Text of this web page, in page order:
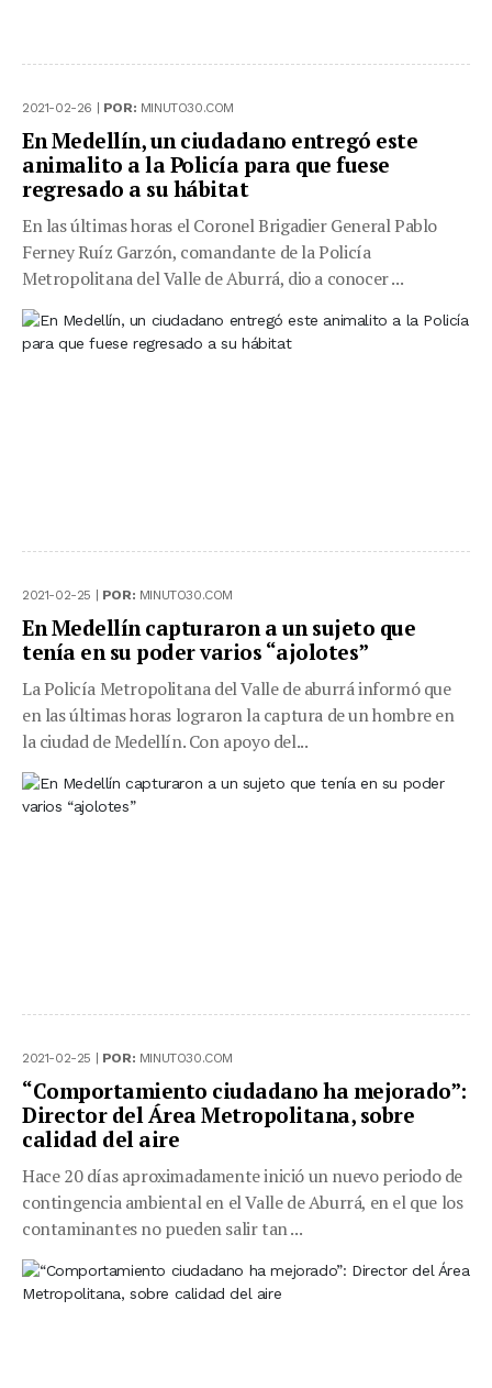
2021-02-26 | POR: MINUTO30.COM
En Medellín, un ciudadano entregó este
animalito a la Policía para que fuese
regresado a su hábitat
En las últimas horas el Coronel Brigadier General Pablo
Ferney Ruíz Garzón, comandante de la Policía
Metropolitana del Valle de Aburrá, dio a conocer ...
2021-02-25 | POR: MINUTO30.COM
En Medellín capturaron a un sujeto que
tenía en su poder varios “ajolotes”
La Policía Metropolitana del Valle de aburrá informó que
en las últimas horas lograron la captura de un hombre en
la ciudad de Medellín. Con apoyo del...
2021-02-25 | POR: MINUTO30.COM
“Comportamiento ciudadano ha mejorado”:
Director del Área Metropolitana, sobre
calidad del aire
Hace 20 días aproximadamente inició un nuevo periodo de
contingencia ambiental en el Valle de Aburrá, en el que los
contaminantes no pueden salir tan ...